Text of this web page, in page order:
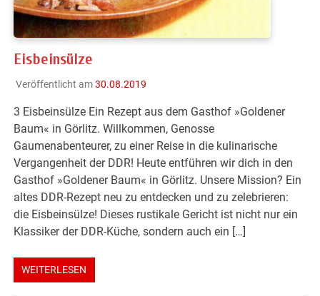
Eisbeinsülze
Veröffentlicht am30.08.2019
3 Eisbeinsülze Ein Rezept aus dem Gasthof »Goldener
Baum« in Görlitz. Willkommen, Genosse
Gaumenabenteurer, zu einer Reise in die kulinarische
Vergangenheit der DDR! Heute entführen wir dich in den
Gasthof »Goldener Baum« in Görlitz. Unsere Mission? Ein
altes DDR-Rezept neu zu entdecken und zu zelebrieren:
die Eisbeinsülze! Dieses rustikale Gericht ist nicht nur ein
Klassiker der DDR-Küche, sondern auch ein […]
WEITERLESEN